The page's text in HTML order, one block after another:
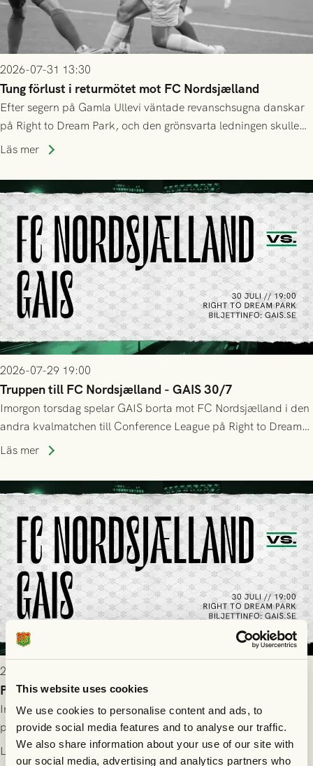
This website uses cookies
We use cookies to personalise content and ads, to
provide social media features and to analyse our traffic.
We also share information about your use of our site with
our social media, advertising and analytics partners who
2026-07-31 13:30
Tung förlust i returmötet mot FC Nordsjælland
Efter segern på Gamla Ullevi väntade revanschsugna danskar
på Right to Dream Park, och den grönsvarta ledningen skulle
upphöra efter mindre än kvarten spelad. På lika mark visade
tennissiffror och det grönsvarta europaäventyret tog slut.
Läs mer
2026-07-29 19:00
Truppen till FC Nordsjælland - GAIS 30/7
Imorgon torsdag spelar GAIS borta mot FC Nordsjælland i den
andra kvalmatchen till Conference League på Right to Dream
Park! Fredrik Holmberg och ledarstaben har tagit ut följande
Läs mer
2026-07-29 9:15
Publikinformation: FC Nordsjælland - GAIS 30/7
Information för dig som ska se FC Nordsjælland - GAIS på
plats på Right to Dream Park torsdagen den 30/7 kl. 19.00.
Läs mer